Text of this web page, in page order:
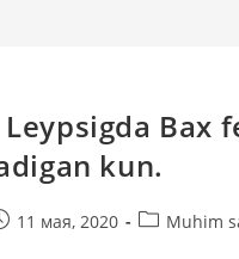
Bax
kun.
11 мая, 2020
Рубрика
Muhim